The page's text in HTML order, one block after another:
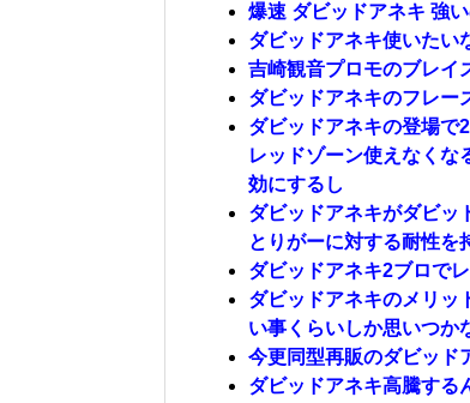
爆速 ダビッドアネキ 強
ダビッドアネキ使いたい
吉崎観音プロモのブレイ
ダビッドアネキのフレー
ダビッドアネキの登場で
レッドゾーン使えなくな
効にするし
ダビッドアネキがダビッ
とりがーに対する耐性を
ダビッドアネキ2ブロで
ダビッドアネキのメリッ
い事くらいしか思いつか
今更同型再販のダビッド
ダビッドアネキ高騰す